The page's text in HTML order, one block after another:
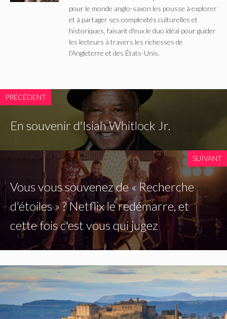
pour le monde anglo-saxon les pousse à explorer
et à partager ses complexités culturelles et
historiques, faisant d'eux le duo idéal pour guider
les lecteurs à travers les richesses de
l'Angleterre et des États-Unis.
PRÉCÉDENT
En souvenir d'Isiah Whitlock Jr.
SUIVANT
Vous vous souvenez de « Recherche
d'étoiles » ? Netflix le redémarre, et
cette fois c'est vous qui jugez